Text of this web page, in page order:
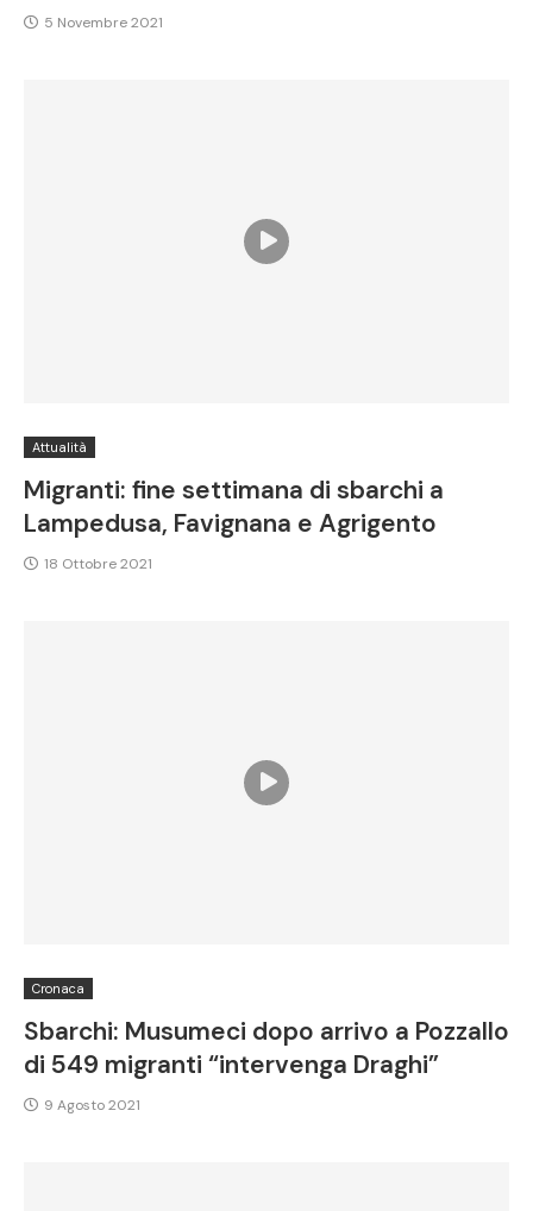
5 Novembre 2021
Attualità
Migranti: fine settimana di sbarchi a
Lampedusa, Favignana e Agrigento
18 Ottobre 2021
Cronaca
Sbarchi: Musumeci dopo arrivo a Pozzallo
di 549 migranti “intervenga Draghi”
9 Agosto 2021